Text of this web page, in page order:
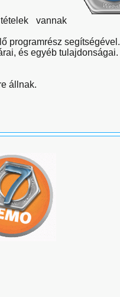
vannak
programrész segítségével.
és egyéb tulajdonságai.
állnak.